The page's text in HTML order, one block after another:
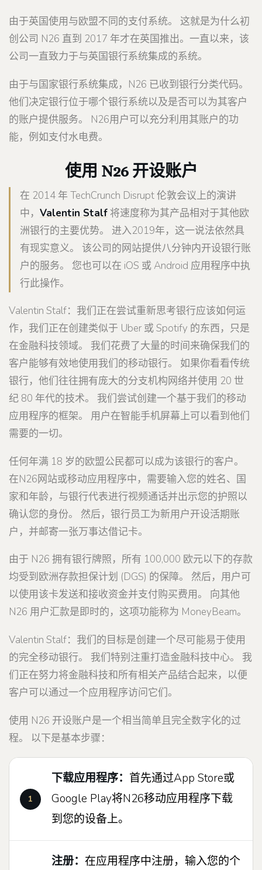
由于英国使用与欧盟不同的支付系统。 这就是为什么初
创公司 N26 直到 2017 年才在英国推出。一直以来，该
公司一直致力于与英国银行系统集成的系统。
由于与国家银行系统集成，N26 已收到银行分类代码。
他们决定银行位于哪个银行系统以及是否可以为其客户
的账户提供服务。 N26用户可以充分利用其账户的功
能，例如支付水电费。
使用 N26 开设账户
在 2014 年 TechCrunch Disrupt 伦敦会议上的演讲
中， Valentin Stalf 将速度称为其产品相对于其他欧
洲银行的主要优势。 进入2019年，这一说法依然具
有现实意义。 该公司的网站提供八分钟内开设银行账
户的服务。 您也可以在 iOS 或 Android 应用程序中执
行此操作。
Valentin Stalf：我们正在尝试重新思考银行应该如何运
作，我们正在创建类似于 Uber 或 Spotify 的东西，只是
在金融科技领域。 我们花费了大量的时间来确保我们的
客户能够有效地使用我们的移动银行。 如果你看看传统
银行，他们往往拥有庞大的分支机构网络并使用 20 世
纪 80 年代的技术。 我们尝试创建一个基于我们的移动
应用程序的框架。 用户在智能手机屏幕上可以看到他们
需要的一切。
任何年满 18 岁的欧盟公民都可以成为该银行的客户。
在N26网站或移动应用程序中，需要输入您的姓名、国
家和年龄，与银行代表进行视频通话并出示您的护照以
确认您的身份。 然后，银行员工为新用户开设活期账
户，并邮寄一张万事达借记卡。
由于 N26 拥有银行牌照，所有 100,000 欧元以下的存款
均受到欧洲存款担保计划 (DGS) 的保障。 然后，用户可
以使用该卡发送和接收资金并支付购买费用。 向其他
N26 用户汇款是即时的，这项功能称为 MoneyBeam。
Valentin Stalf：我们的目标是创建一个尽可能易于使用
的完全移动银行。 我们特别注重打造金融科技中心。 我
们正在努力将金融科技和所有相关产品结合起来，以便
客户可以通过一个应用程序访问它们。
使用 N26 开设账户是一个相当简单且完全数字化的过
程。 以下是基本步骤：
下载应用程序： 首先通过App Store或
Google Play将N26移动应用程序下载
到您的设备上。
注册： 在应用程序中注册，输入您的个